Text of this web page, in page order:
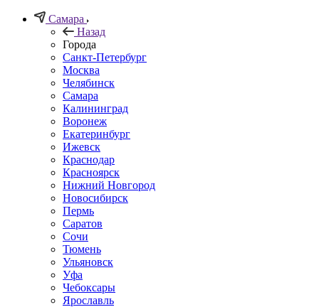
Самара
Назад
Города
Санкт-Петербург
Москва
Челябинск
Самара
Калининград
Воронеж
Екатеринбург
Ижевск
Краснодар
Красноярск
Нижний Новгород
Новосибирск
Пермь
Саратов
Сочи
Тюмень
Ульяновск
Уфа
Чебоксары
Ярославль